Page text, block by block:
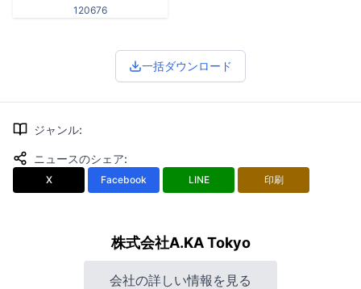
120676
一括ダウンロード
ジャンル:
ニュースのシェア:
X Facebook LINE 印刷
株式会社A.KA Tokyo
会社の詳しい情報を見る